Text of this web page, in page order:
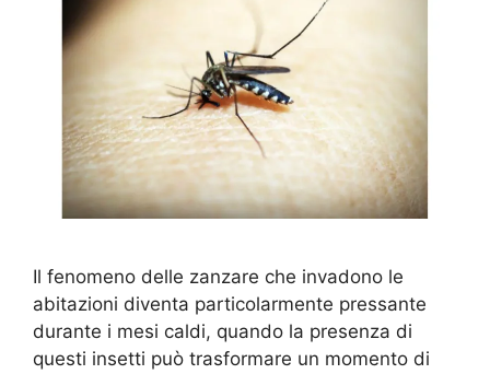
Il fenomeno delle zanzare che invadono le
abitazioni diventa particolarmente pressante
durante i mesi caldi, quando la presenza di
questi insetti può trasformare un momento di